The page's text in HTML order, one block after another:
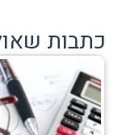
כתבות